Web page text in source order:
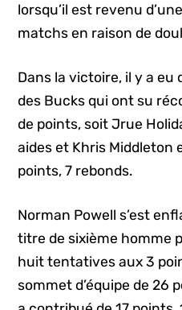
lorsqu’il est revenu
matchs en raison de
Dans la victoire, il y a
des Bucks qui ont su
de points, soit Jrue
aides et Khris Middleton
points, 7 rebonds.
Norman Powell s’est
titre de sixième homme
huit tentatives aux 3
sommet d’équipe de 26